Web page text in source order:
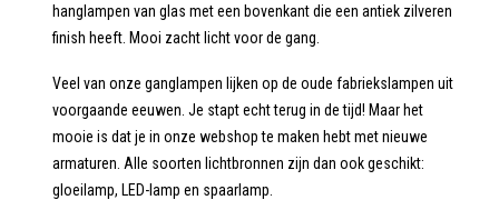
hanglampen van glas met een bovenkant die een antiek zilveren
finish heeft. Mooi zacht licht voor de gang.
Veel van onze ganglampen lijken op de oude fabriekslampen uit
voorgaande eeuwen. Je stapt echt terug in de tijd! Maar het
mooie is dat je in onze webshop te maken hebt met nieuwe
armaturen. Alle soorten lichtbronnen zijn dan ook geschikt:
gloeilamp, LED-lamp en spaarlamp.